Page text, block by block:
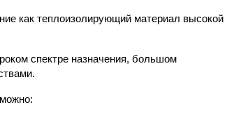
как теплоизолирующий материал высокой
спектре назначения, большом